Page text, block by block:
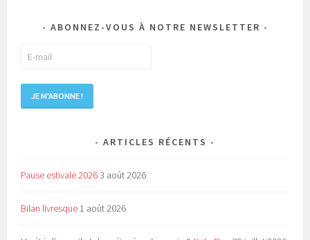
ABONNEZ-VOUS À NOTRE NEWSLETTER
ARTICLES RÉCENTS
Pause estivale 20263 août 2026
Bilan livresque 1 août 2026